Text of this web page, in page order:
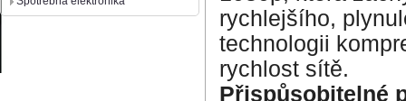
rychlejšího,
technologii
rychlost sítě.
Přispůsobitelné